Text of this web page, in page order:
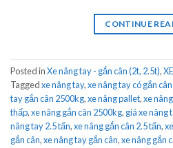
CONTINUE
Posted inXe nâng tay - gắn cân (2t, 2.5t),
Taggedxe nâng tay,xe nâng tay có gắn
tay gắn cân 2500kg,xe nâng pallet,xe
thấp,xe nâng gắn cân 2500kg, giá xe nâng
nâng tay 2.5 tấn,xe nâng gắn cân 2.5 tấn,
gắn cân,xe nâng tay gắn cân,xe nâng gắn